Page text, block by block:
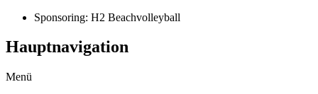
Sponsoring: H2 Beachvolleyball
Hauptnavigation
Menü